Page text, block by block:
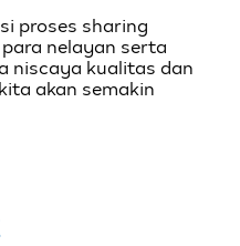
proses sharing
nelayan serta
niscaya kualitas dan
akan semakin